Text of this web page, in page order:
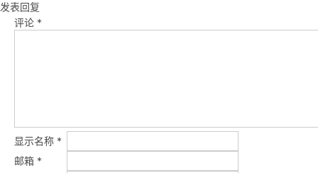
发表回复
评论 *
显示名称 *
邮箱 *